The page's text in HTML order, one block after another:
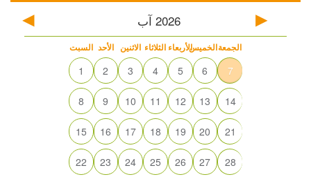
2026 آب
السبت الأحد الاثنين الثلاثاء الأربعاءالخميسالجمعة
1 2 3 4 5 6 7
8 9 10 11 12 13 14
15 16 17 18 19 20 21
22 23 24 25 26 27 28